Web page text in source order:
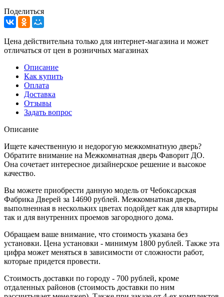
Поделиться
Цена действительна только для интернет-магазина и может
отличаться от цен в розничных магазинах
Описание
Как купить
Оплата
Доставка
Отзывы
Задать вопрос
Описание
Ищете качественную и недорогую межкомнатную дверь?
Обратите внимание на Межкомнатная дверь Фаворит ДО.
Она сочетает интересное дизайнерское решение и высокое
качество.
Вы можете приобрести данную модель от Чебоксарская
Фабрика Дверей за 14690 рублей. Межкомнатная дверь,
выполненная в нескольких цветах подойдет как для квартиры
так и для внутренних проемов загородного дома.
Обращаем ваше внимание, что стоимость указана без
установки. Цена установки - минимум 1800 рублей. Также эта
цифра может меняться в зависимости от сложности работ,
которые придется провести.
Стоимость доставки по городу - 700 рублей, кроме
отдаленных районов (стоимость доставки по ним